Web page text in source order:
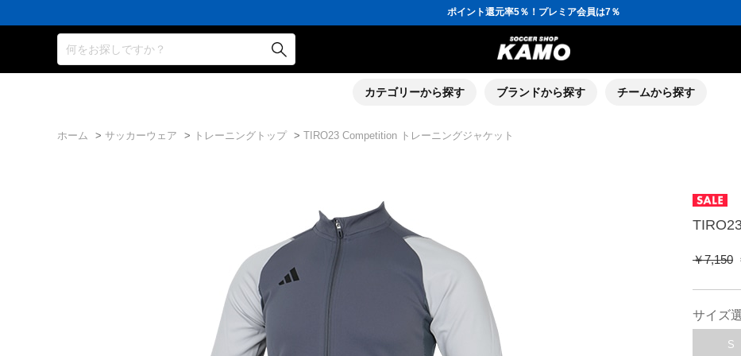
ポイント還元率5％！プレミア会員は7％
会員の方にはお誕生月に「10％OFFクーポン」プレゼント！
16,000円(税込)以上でシューズケースプレゼント！
3,300円(税込)以上で送料無料！
ポイント還元率5％！プレミア会員は7％
会員の方にはお誕生月に「10％OFFクーポン」プレゼント！
何をお探しですか？
カテゴリーから探す ブランドから探す チームから探す
ホーム > サッカーウェア > トレーニングトップ > TIRO23 Competition トレーニングジャケット
￥7,150
サイズ
S